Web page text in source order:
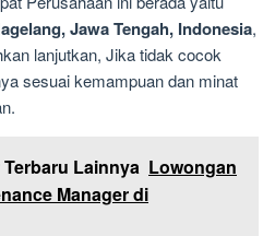
Jawa Tengah, Indonesia,
lanjutkan, Jika tidak cocok
sesuai kemampuan dan minat
Lainnya Lowongan
Manager di